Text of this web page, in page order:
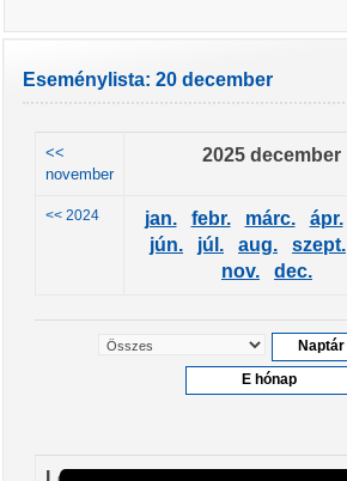
Eseménylista: 20 december
<<
november
2025 december
<< 2024 jan. febr. márc. ápr.
jún.
júl. aug. szept.
nov.
dec.